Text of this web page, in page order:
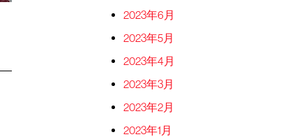
2023年6月
2023年5月
2023年4月
2023年3月
2023年2月
2023年1月